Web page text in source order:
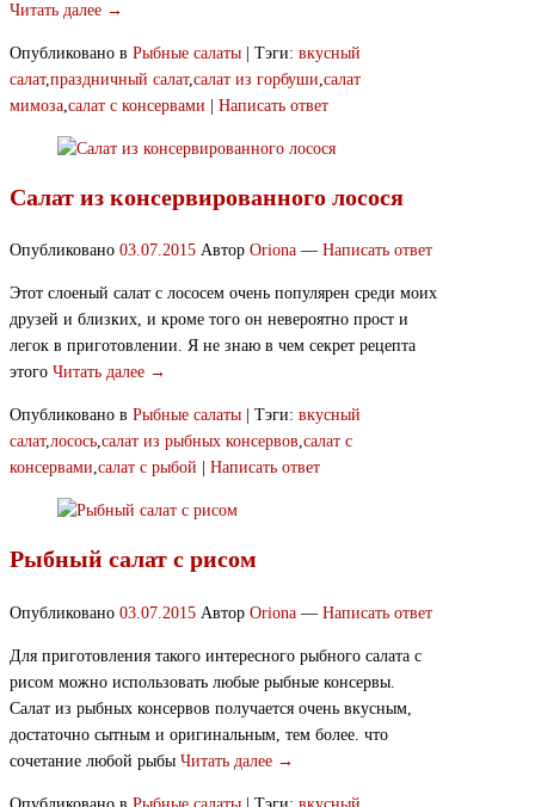
Читать далее →
Опубликовано в Рыбные салаты Тэги: вкусный
салат,праздничный салат,салат из горбуши,салат
мимоза,салат с консервами Написать ответ
Салат из консервированного лосося
Опубликовано 03.07.2015 Автор Oriona — Написать ответ
Этот слоеный салат с лососем очень популярен среди моих
друзей и близких, и кроме того он невероятно прост и
легок в приготовлении. Я не знаю в чем секрет рецепта
этого Читать далее →
Опубликовано в Рыбные салаты Тэги: вкусный
салат,лосось,салат из рыбных консервов,салат с
консервами,салат с рыбой Написать ответ
Рыбный салат с рисом
Опубликовано 03.07.2015 Автор Oriona — Написать ответ
Для приготовления такого интересного рыбного салата с
рисом можно использовать любые рыбные консервы.
Салат из рыбных консервов получается очень вкусным,
достаточно сытным и оригинальным, тем более. что
сочетание любой рыбы Читать далее →